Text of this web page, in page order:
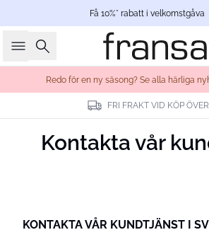
Få 10%* rabatt i velkomstgåva
Sök
Redo för en ny säsong? Se alla härliga
FRI FRAKT VID KÖP
Kontakta vår
KONTAKTA VÅR KUNDTJÄNST I